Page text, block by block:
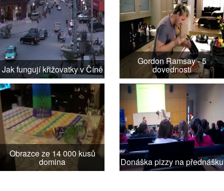
Jak fungují křižovatky v Číně
Gordon Ramsay - 5
dovedností
Obrazce ze 14 000 kusů
domina Donáška pizzy na přednášku